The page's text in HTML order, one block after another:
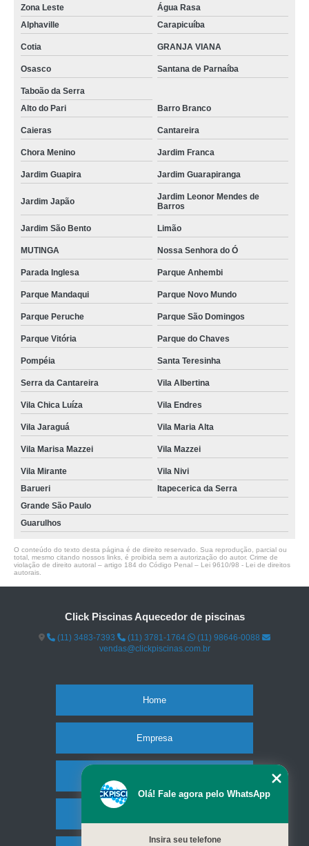
Zona Leste
Água Rasa
Alphaville
Carapicuíba
Cotia GRANJA VIANA
Osasco Santana de Parnaíba
Taboão da Serra
Alto do Pari
Barro Branco
Caieras Cantareira
Chora Menino Jardim Franca
Jardim Guapira Jardim Guarapiranga
Jardim Japão
Jardim Leonor Mendes de
Barros
Jardim São Bento Limão
MUTINGA Nossa Senhora do Ó
Parada Inglesa Parque Anhembi
Parque Mandaqui Parque Novo Mundo
Parque Peruche Parque São Domingos
Parque Vitória Parque do Chaves
Pompéia Santa Teresinha
Serra da Cantareira Vila Albertina
Vila Chica Luíza Vila Endres
Vila Jaraguá Vila Maria Alta
Vila Marisa Mazzei Vila Mazzei
Vila Mirante
Vila Nivi
Barueri
Itapecerica da Serra
Grande São Paulo
Guarulhos
O conteúdo do texto desta página é de direito reservado. Sua reprodução, parcial ou
total, mesmo citando nossos links, é proibida sem a autorização do autor. Crime de
violação de direito autoral – artigo 184 do Código Penal – Lei 9610/98 - Lei de direitos
autorais
Click Piscinas Aquecedor de piscinas
(11) 3483-7393 (11) 3781-1764
(11) 98646-0088
vendas@clickpiscinas.com.br
Home
Empresa
Olá! Fale agora pelo WhatsApp
Insira seu telefone